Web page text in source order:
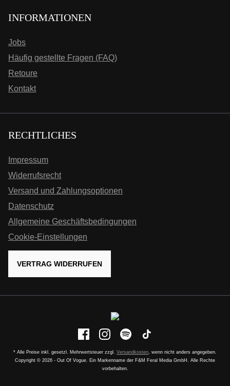
INFORMATIONEN
Jobs
Häufig gestellte Fragen (FAQ)
Retoure
Kontakt
RECHTLICHES
Impressum
Widerrufsrecht
Versand und Zahlungsoptionen
Datenschutz
Allgemeine Geschäftsbedingungen
Cookie-Einstellungen
VERTRAG WIDERRUFEN
* Alle Preise inkl. gesetzl. Mehrwertsteuer zzgl. Versandkosten, wenn nicht anders angegeben.
Copyright © 2026 - Out Of Vogue. Ein Markenname der F&M Feral Media GmbH. Alle Rechte
vorbehalten.